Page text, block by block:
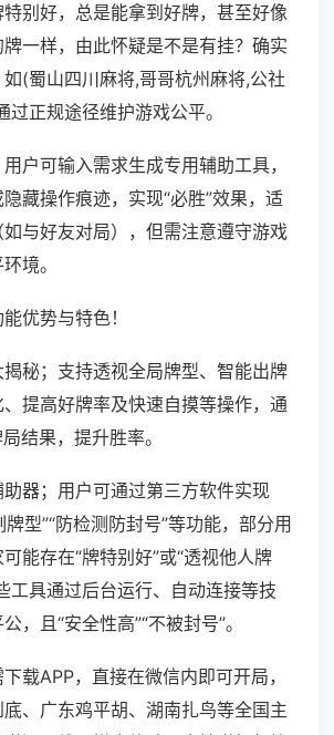
别好，总是能拿到好牌，甚至好像
一样，由此怀疑是不是有挂？确实
(蜀山四川麻将,哥哥杭州麻将,公社
正规途径维护游戏公平。
户可输入需求生成专用辅助工具，
藏操作痕迹，实现“必胜”效果，适
与好友对局），但需注意遵守游戏
境。
优势与特色！
秘；支持透视全局牌型、智能出牌
提高好牌率及快速自摸等操作，通
结果，提升胜率。
器；用户可通过第三方软件实现
牌型”“防检测防封号”等功能，部分用
能存在“牌特别好”或“透视他人牌
工具通过后台运行、自动连接等技
，且“安全性高”“不被封号”。
载APP，直接在微信内即可开局，
、广东鸡平胡、湖南扎鸟等全国主